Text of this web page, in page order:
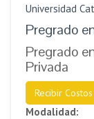
Universidad
Pregrado
Pregrado
Privada
Recibir
Modalidad: